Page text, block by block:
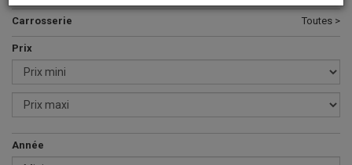
Carrosserie Toutes >
Prix
Année